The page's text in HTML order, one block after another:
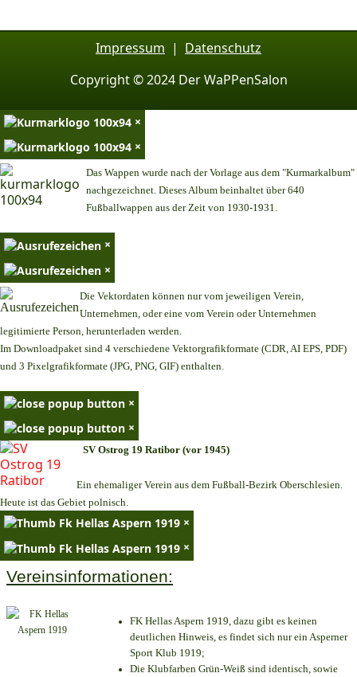
Impressum | Datenschutz
Copyright © 2024 Der WaPPenSalon
×
×
Das Wappen wurde nach der Vorlage aus dem "Kurmarkalbum"
nachgezeichnet. Dieses Album beinhaltet über 640
Fußballwappen aus der Zeit von 1930-1931.
×
×
Die Vektordaten können nur vom jeweiligen Verein,
Unternehmen, oder eine vom Verein oder Unternehmen
legitimierte Person, herunterladen werden.
Im Downloadpaket sind 4 verschiedene Vektorgrafikformate (CDR, AI EPS, PDF)
und 3 Pixelgrafikformate (JPG, PNG, GIF) enthalten.
×
×
SV Ostrog 19 Ratibor (vor 1945)
Ein ehemaliger Verein aus dem Fußball-Bezirk Oberschlesien.
Heute ist das Gebiet polnisch.
×
×
Vereinsinformationen:
FK Hellas Aspern 1919, dazu gibt es keinen
deutlichen Hinweis, es findet sich nur ein Asperner
Sport Klub 1919;
Die Klubfarben Grün-Weiß sind identisch, sowie